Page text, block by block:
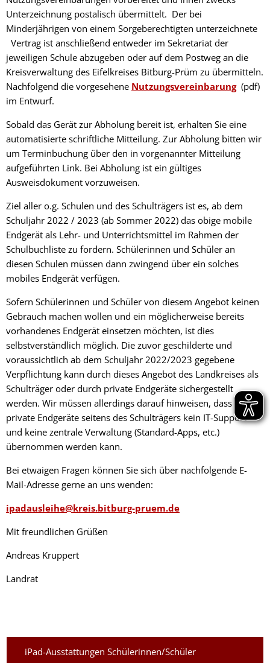
Unterzeichnung postalisch übermittelt. Der bei
Minderjährigen von einem Sorgeberechtigten unterzeichnete
Vertrag ist anschließend entweder im Sekretariat der
jeweiligen Schule abzugeben oder auf dem Postweg an die
Kreisverwaltung des Eifelkreises Bitburg-Prüm zu übermitteln.
Nachfolgend die vorgesehene Nutzungsvereinbarung(pdf)
im Entwurf.
Sobald das Gerät zur Abholung bereit ist, erhalten Sie eine
automatisierte schriftliche Mitteilung. Zur Abholung bitten wir
um Terminbuchung über den in vorgenannter Mitteilung
aufgeführten Link. Bei Abholung ist ein gültiges
Ausweisdokument vorzuweisen.
Ziel aller o.g. Schulen und des Schulträgers ist es, ab dem
Schuljahr 2022 / 2023 (ab Sommer 2022) das obige mobile
Endgerät als Lehr- und Unterrichtsmittel im Rahmen der
Schulbuchliste zu fordern. Schülerinnen und Schüler an
diesen Schulen müssen dann zwingend über ein solches
mobiles Endgerät verfügen.
Sofern Schülerinnen und Schüler von diesem Angebot keinen
Gebrauch machen wollen und ein möglicherweise bereits
vorhandenes Endgerät einsetzen möchten, ist dies
selbstverständlich möglich. Die zuvor geschilderte und
voraussichtlich ab dem Schuljahr 2022/2023 gegebene
Verpflichtung kann durch dieses Angebot des Landkreises als
Schulträger oder durch private Endgeräte sichergestellt
werden. Wir müssen allerdings darauf hinweisen, dass für
private Endgeräte seitens des Schulträgers kein IT-Support
und keine zentrale Verwaltung (Standard-Apps, etc.)
übernommen werden kann.
Bei etwaigen Fragen können Sie sich über nachfolgende E-
Mail-Adresse gerne an uns wenden:
ipadausleihe@kreis.bitburg-pruem.de
Mit freundlichen Grüßen
Andreas Kruppert
Landrat
iPad-Ausstattungen Schülerinnen/Schüler